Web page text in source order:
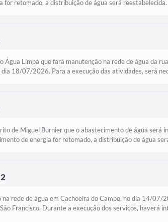
for retomado, a distribuição de água será reestabelecida.
Água Limpa que fará manutenção na rede de água da
18/07/2026. Para a execução das atividades, será
de Miguel Burnier que o abastecimento de água
de energia for retomado, a distribuição de água
rede de água em Cachoeira do Campo, no dia 14/
Francisco. Durante a execução dos serviços,